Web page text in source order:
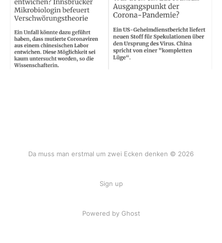
Da muss man erstmal um zwei Ecken denken © 2026
Sign up
Powered by Ghost